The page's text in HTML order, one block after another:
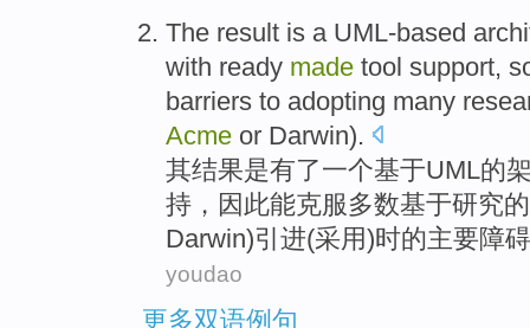
The result is a UML-based
with ready made tool support,
barriers to adopting many
Acme or Darwin).
其结果是有了一个基于UML的
持 ， 因此能克服多数基于研究的
Darwin)引进(采用)时的主要障碍
youdao
更多双语例句